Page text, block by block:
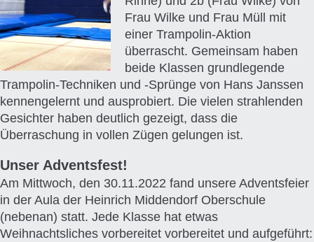
Frau Wilke und Frau Müll mit
einer Trampolin-Aktion
überrascht. Gemeinsam haben
beide Klassen grundlegende
Trampolin-Techniken und -Sprünge von Hans Janssen
kennengelernt und ausprobiert. Die vielen strahlenden
Gesichter haben deutlich gezeigt, dass die
Überraschung in vollen Zügen gelungen ist.
Unser Adventsfest!
Am Mittwoch, den 30.11.2022 fand unsere Adventsfeier
in der Aula der Heinrich Middendorf Oberschule
(nebenan) statt. Jede Klasse hat etwas
Weihnachtsliches vorbereitet vorbereitet und aufgeführt: